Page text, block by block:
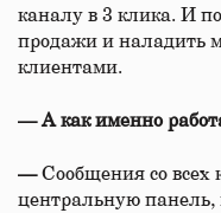
каналу в 3 клика. И
продажи и наладить
клиентами.
— А как именно
—Сообщения со всех
центральную